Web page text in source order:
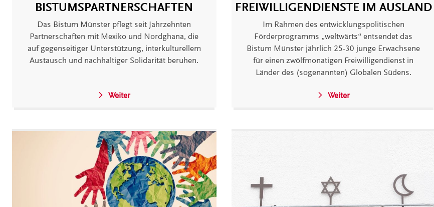
BISTUMSPARTNERSCHAFTEN
Das Bistum Münster pflegt seit Jahrzehnten
Partnerschaften mit Mexiko und Nordghana, die
auf gegenseitiger Unterstützung, interkulturellem
Austausch und nachhaltiger Solidarität beruhen.
Weiter
FREIWILLIGENDIENSTE IM AUSLAND
Im Rahmen des entwicklungspolitischen
Förderprogramms „weltwärts“ entsendet das
Bistum Münster jährlich 25-30 junge Erwachsene
für einen zwölfmonatigen Freiwilligendienst in
Länder des (sogenannten) Globalen Südens.
Weiter